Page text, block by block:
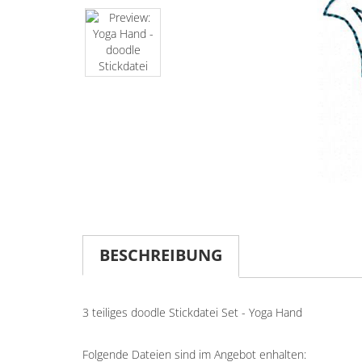
BESCHREIBUNG
3 teiliges doodle Stickdatei Set - Yoga Hand
Folgende Dateien sind im Angebot enhalten: